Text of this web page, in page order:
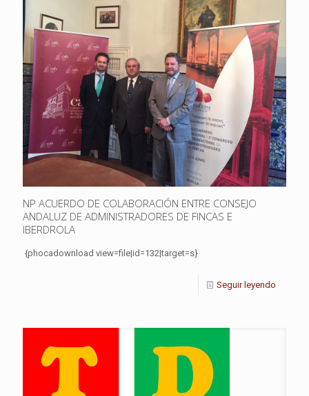
NP ACUERDO DE COLABORACIÓN ENTRE CONSEJO
ANDALUZ DE ADMINISTRADORES DE FINCAS E
IBERDROLA
{phocadownload view=file|id=132|target=s}
Seguir leyendo